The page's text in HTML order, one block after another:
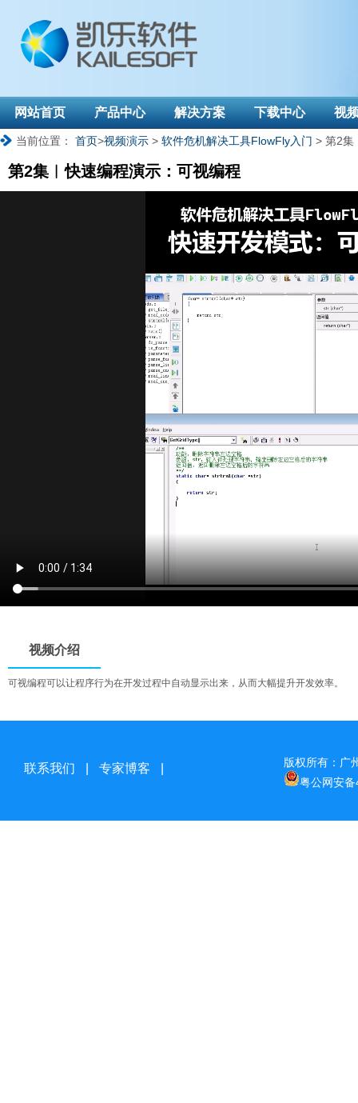
网站首页 产品中心 解决方案 下载中心 视
当前位置： 首页>视频演示 > 软件危机解决工具FlowFly入门 > 第2集
第2集︱快速编程演示：可视编程
视频介绍
可视编程可以让程序行为在开发过程中自动显示出来，从而大幅提升开发效率。
联系我们 专家博客
版权所有：广
粤公网安